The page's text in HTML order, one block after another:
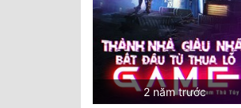
2 năm trước